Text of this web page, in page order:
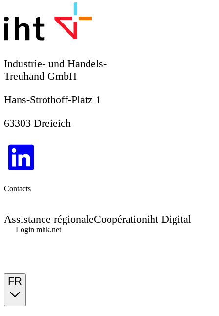
Industrie- und Handels-
Treuhand GmbH
Hans-Strothoff-Platz 1
63303 Dreieich
Contacts
Assistance régionaleCoopérationiht Digital
Login mhk.net
FR